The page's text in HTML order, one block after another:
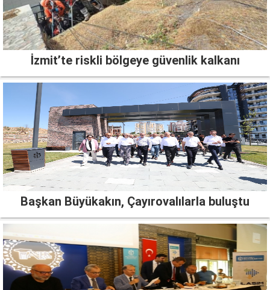
İzmit’te riskli bölgeye güvenlik kalkanı
Başkan Büyükakın, Çayırovalılarla buluştu